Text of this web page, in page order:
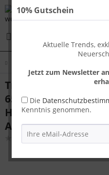
Travelhouse London
65 x 42 x 24 cm |
Hartschale | TSA-
Aluminiumrahmen
10% Gutschein
Aktuelle Trends,
Jetzt zum Newsletter
Die
Kenntnis genommen.